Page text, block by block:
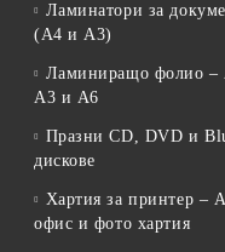
Ламинатори за
(A4 и A3)
Ламиниращо фолио –
A3 и A6
Празни CD, DVD и
дискове
Хартия за принтер –
офис и фото хартия